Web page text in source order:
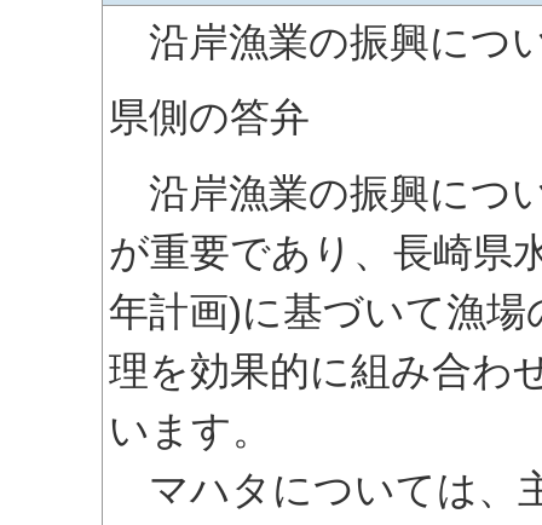
沿岸漁業の振興につ
県側の答弁
沿岸漁業の振興につ
が重要であり、長崎県
年計画)に基づいて漁
理を効果的に組み合わ
います。
マハタについては、